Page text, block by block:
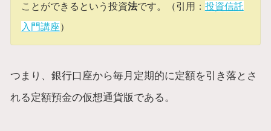
ことができるという投資法です。（引用： 投資信託
入門講座）
つまり、銀行口座から毎月定期的に定額を引き落とさ
れる定額預金の仮想通貨版である。